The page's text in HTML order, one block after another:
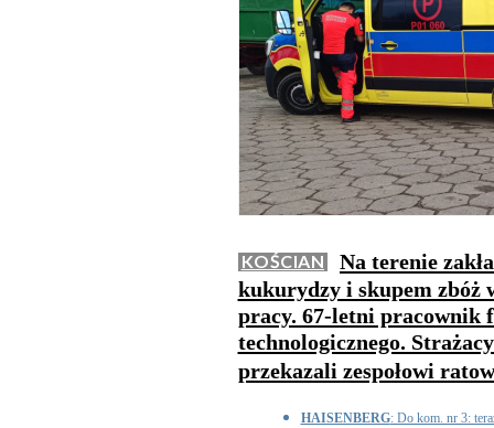
KOŚCIAN
Na terenie
kukurydzy i skupem zbóż
pracy. 67-letni pracownik
technologicznego.
przekazali zespołowi
HAISENBERG: Do kom. nr 3: